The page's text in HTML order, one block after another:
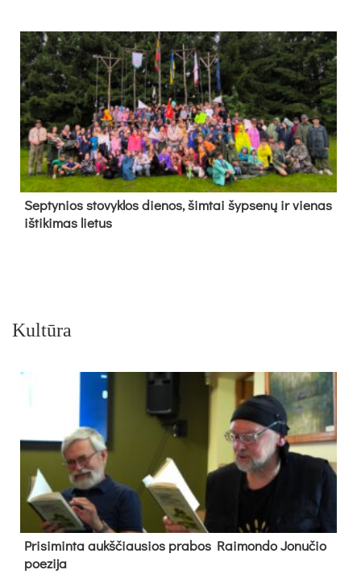
Sep­ty­nios sto­vyk­los die­nos, šim­tai šyp­se­nų ir vie­nas
iš­ti­ki­mas lie­tus
Kultūra
Pri­si­min­ta aukš­čiau­sios pra­bos Rai­mon­do Jo­nu­čio
poe­zi­ja